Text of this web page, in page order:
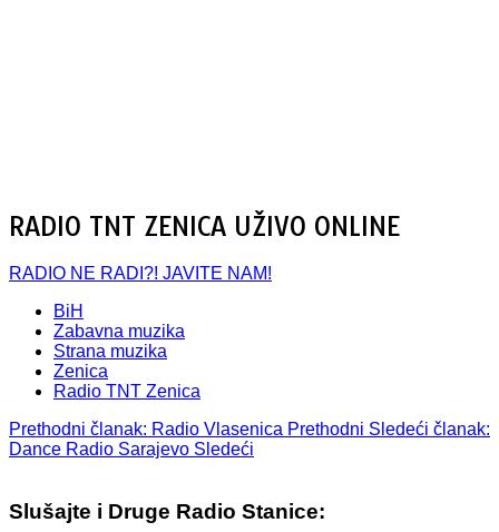
RADIO TNT ZENICA UŽIVO ONLINE
RADIO NE RADI?! JAVITE NAM!
BiH
Zabavna muzika
Strana muzika
Zenica
Radio TNT Zenica
Prethodni članak: Radio Vlasenica Prethodni Sledeći članak:
Dance Radio Sarajevo Sledeći
Slušajte i Druge Radio Stanice: